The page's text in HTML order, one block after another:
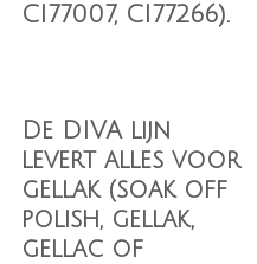
CI77007, CI77266).
De DIVA lijn
levert alles voor
gellak (soak off
polish, gellak,
gellac of